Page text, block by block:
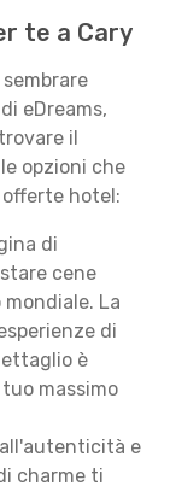
te a Cary
eDreams,
il
opzioni che
hotel:
di
cene
La
di
è
massimo
e
charme ti